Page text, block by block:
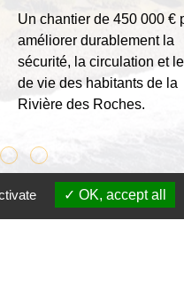
Un chantier de 450 000 €
améliorer durablement la
sécurité, la circulation et
de vie des habitants de la
Rivière des Roches.
OK, accept all